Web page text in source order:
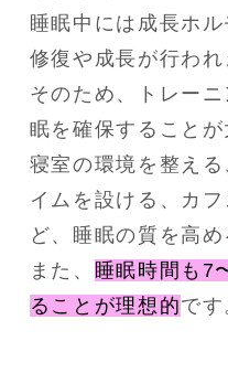
睡眠中には成長ホ
修復や成長が行われ
そのため、トレー
眠を確保することが
寝室の環境を整え
イムを設ける、カ
ど、睡眠の質を高
また、 睡眠時間も7
ることが理想的です